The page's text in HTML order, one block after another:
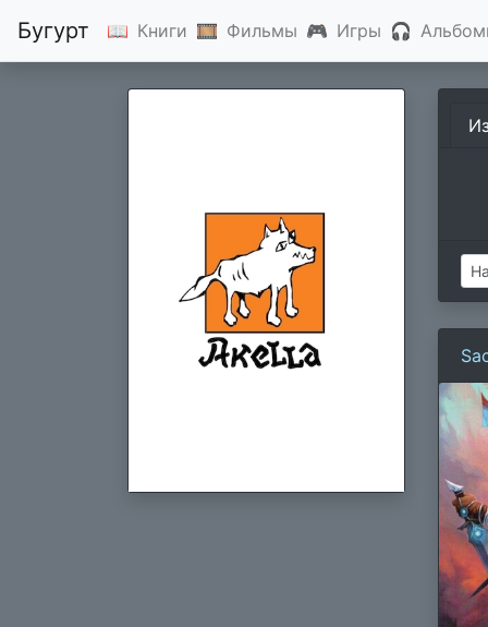
Бугурт 📖 Книги 🎞 Фильмы 🎮 Игры 🎧